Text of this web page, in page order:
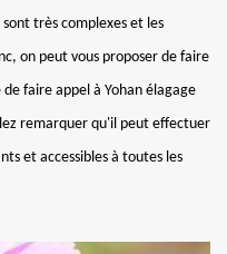
très complexes et les
on peut vous proposer de faire
faire appel à Yohan élagage
remarquer qu'il peut effectuer
et accessibles à toutes les